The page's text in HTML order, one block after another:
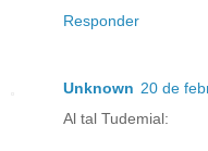
Responder
Unknown 20 de
Al tal Tudemial: